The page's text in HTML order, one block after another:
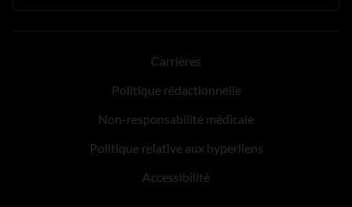
Carrières
Politique rédactionnelle
Non-responsabilité médicale
Politique relative aux hyperliens
Accessibilité